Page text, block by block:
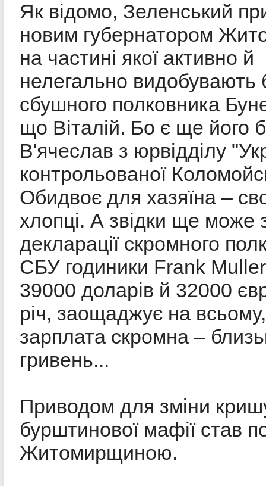
Як відомо, Зеленський
новим губернатором
на частині якої активно й
нелегально видобувають
сбушного полковника
що Віталій. Бо є ще його
В'ячеслав з юрвідділу
контрольованої
Обидвоє для хазяїна –
хлопці. А звідки ще може
декларації скромного
СБУ годиники Frank
39000 доларів й 32000
річ, заощаджує на
зарплата скромна –
гривень...
Приводом для зміни
бурштинової мафії став
Житомирщиною.